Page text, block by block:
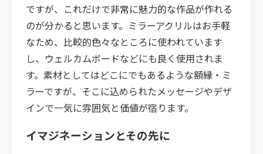
ですが、これだけで非常に魅力的な作品が作れる
のが分かると思います。ミラーアクリルはお手軽
なため、比較的色々なところに使われています
し、ウェルカムボードなどにも良く使用されま
す。素材としてはどこにでもあるような額縁・ミ
ラーですが、そこに込められたメッセージやデザ
インで一気に雰囲気と価値が宿ります。
イマジネーションとその先に